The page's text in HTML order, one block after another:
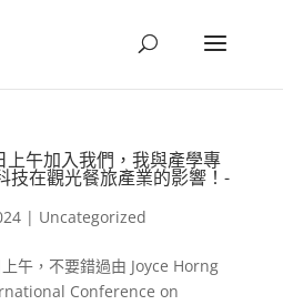
上午加入我們，我與產學專
技在觀光餐旅產業的影響！-
| Uncategorized
午，不要錯過由 Joyce Horng
Conference on